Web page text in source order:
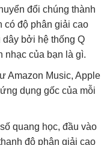
đổi chúng thành
có độ phân giải cao
bởi hệ thống Q
nhạc của bạn là gì.
Amazon Music, Apple
dụng gốc của mỗi
quang học, đầu vào
độ phân giải cao